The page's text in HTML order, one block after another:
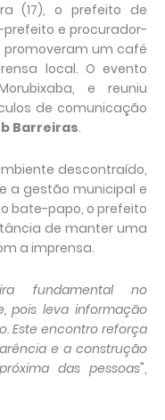
(17), o prefeito de
prefeito e procurador-
promoveram um café
local. O evento
e reuniu
de comunicação
Barreiras.
descontraído,
a gestão municipal e
bate-papo, o prefeito
de manter uma
a imprensa.
fundamental no
pois leva informação
Este encontro reforça
e a construção
das pessoas",